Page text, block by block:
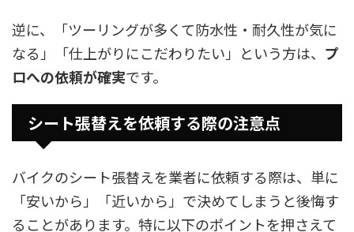
逆に、「ツーリングが多くて防水性・耐久性が気に
なる」「仕上がりにこだわりたい」という方は、 プ
ロへの依頼が確実です。
シート張替えを依頼する際の注意点
バイクのシート張替えを業者に依頼する際は、単に
「安いから」「近いから」で決めてしまうと後悔す
ることがあります。特に以下のポイントを押さえて